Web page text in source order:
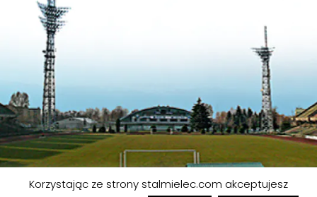
Korzystając ze strony stalmielec.com akceptujesz